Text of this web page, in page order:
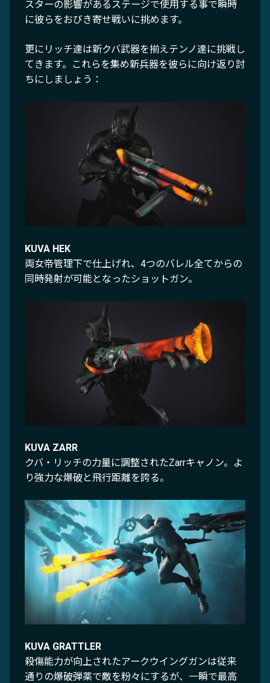
スターの影響があるステージで使用する事で瞬時
に彼らをおびき寄せ戦いに挑めます。
更にリッチ達は新クバ武器を揃えテンノ達に挑戦し
てきます。これらを集め新兵器を彼らに向け返り討
ちにしましょう：
KUVA HEK
両女帝管理下で仕上げれ、4つのバレル全てからの
同時発射が可能となったショットガン。
KUVA ZARR
クバ・リッチの力量に調整されたZarrキャノン。よ
り強力な爆破と飛行距離を誇る。
KUVA GRATTLER
殺傷能力が向上されたアークウイングガンは従来
通りの爆破弾薬で敵を粉々にするが、一瞬で最高